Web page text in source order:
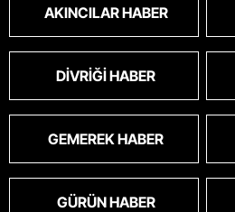
AKINCILAR HABER
DIVRIĞI HABER
GEMEREK HABER
GÜRÜN HABER